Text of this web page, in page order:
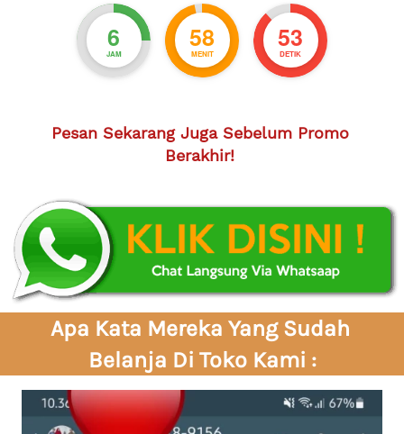
6
JAM
58
MENIT
52
DETIK
Pesan Sekarang Juga Sebelum Promo
Berakhir!
Apa Kata Mereka Yang Sudah
Belanja Di Toko Kami :